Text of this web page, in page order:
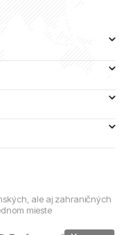
ale aj zahraničných
mieste